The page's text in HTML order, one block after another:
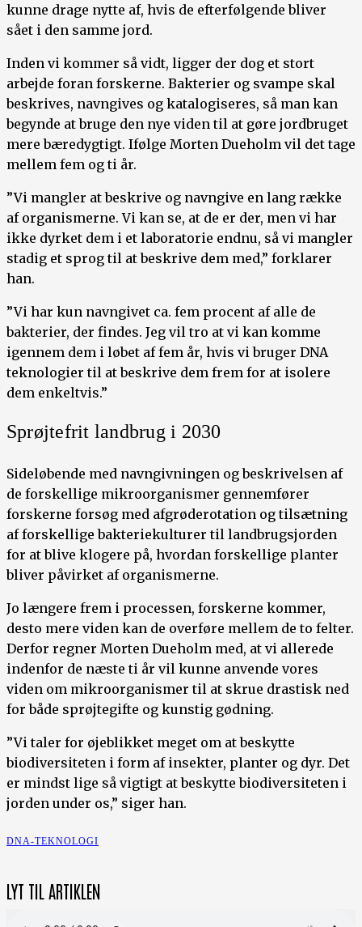
kunne drage nytte af, hvis de efterfølgende bliver
sået i den samme jord.
Inden vi kommer så vidt, ligger der dog et stort
arbejde foran forskerne. Bakterier og svampe skal
beskrives, navngives og katalogiseres, så man kan
begynde at bruge den nye viden til at gøre jordbruget
mere bæredygtigt. Ifølge Morten Dueholm vil det tage
mellem fem og ti år.
”Vi mangler at beskrive og navngive en lang række
af organismerne. Vi kan se, at de er der, men vi har
ikke dyrket dem i et laboratorie endnu, så vi mangler
stadig et sprog til at beskrive dem med,” forklarer
han.
”Vi har kun navngivet ca. fem procent af alle de
bakterier, der findes. Jeg vil tro at vi kan komme
igennem dem i løbet af fem år, hvis vi bruger DNA
teknologier til at beskrive dem frem for at isolere
dem enkeltvis.”
Sprøjtefrit landbrug i 2030
Sideløbende med navngivningen og beskrivelsen af
de forskellige mikroorganismer gennemfører
forskerne forsøg med afgrøderotation og tilsætning
af forskellige bakteriekulturer til landbrugsjorden
for at blive klogere på, hvordan forskellige planter
bliver påvirket af organismerne.
Jo længere frem i processen, forskerne kommer,
desto mere viden kan de overføre mellem de to felter.
Derfor regner Morten Dueholm med, at vi allerede
indenfor de næste ti år vil kunne anvende vores
viden om mikroorganismer til at skrue drastisk ned
for både sprøjtegifte og kunstig gødning.
”Vi taler for øjeblikket meget om at beskytte
biodiversiteten i form af insekter, planter og dyr. Det
er mindst lige så vigtigt at beskytte biodiversiteten i
jorden under os,” siger han.
DNA-TEKNOLOGI
LYT TIL ARTIKLEN